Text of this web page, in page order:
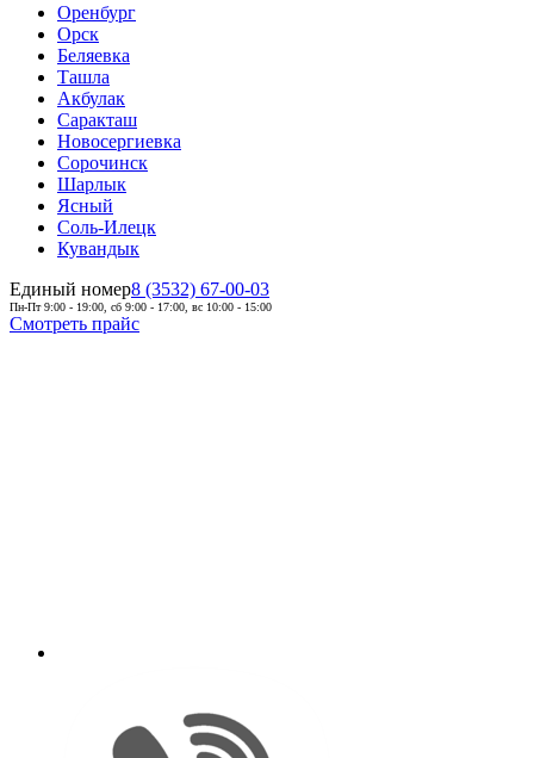
Оренбург
Орск
Беляевка
Ташла
Акбулак
Саракташ
Новосергиевка
Сорочинск
Шарлык
Ясный
Соль-Илецк
Кувандык
Единый номер8 (3532) 67-00-03
Пн-Пт 9:00 - 19:00, сб 9:00 - 17:00, вс 10:00 - 15:00
Смотреть прайс